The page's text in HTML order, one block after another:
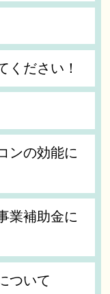
ください！
ンの効能に
業補助金に
ついて